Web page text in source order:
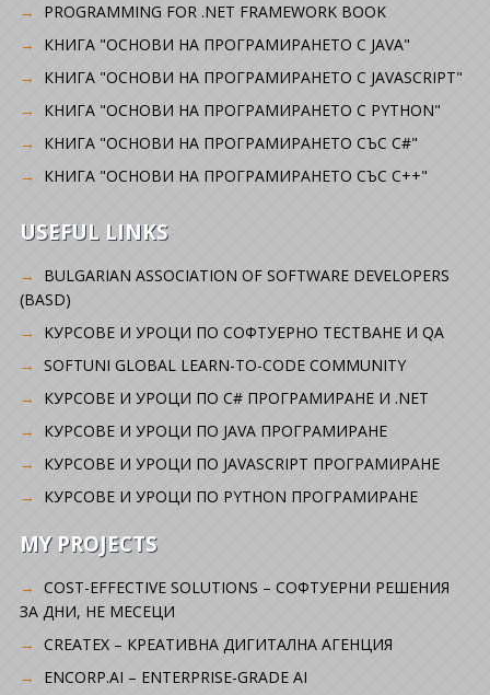
PROGRAMMING FOR .NET FRAMEWORK BOOK
КНИГА "ОСНОВИ НА ПРОГРАМИРАНЕТО С JAVA"
КНИГА "ОСНОВИ НА ПРОГРАМИРАНЕТО С JAVASCRIPT"
КНИГА "ОСНОВИ НА ПРОГРАМИРАНЕТО С PYTHON"
КНИГА "ОСНОВИ НА ПРОГРАМИРАНЕТО СЪС C#"
КНИГА "ОСНОВИ НА ПРОГРАМИРАНЕТО СЪС C++"
USEFUL LINKS
BULGARIAN ASSOCIATION OF SOFTWARE DEVELOPERS
(BASD)
KУРСОВЕ И УРОЦИ ПО СОФТУЕРНО ТЕСТВАНЕ И QA
SOFTUNI GLOBAL LEARN-TO-CODE COMMUNITY
КУРСОВЕ И УРОЦИ ПО C# ПРОГРАМИРАНЕ И .NET
КУРСОВЕ И УРОЦИ ПО JAVA ПРОГРАМИРАНЕ
КУРСОВЕ И УРОЦИ ПО JAVASCRIPT ПРОГРАМИРАНЕ
КУРСОВЕ И УРОЦИ ПО PYTHON ПРОГРАМИРАНЕ
MY PROJECTS
COST-EFFECTIVE SOLUTIONS – СОФТУЕРНИ РЕШЕНИЯ
ЗА ДНИ, НЕ МЕСЕЦИ
CREATEX – КРЕАТИВНА ДИГИТАЛНА АГЕНЦИЯ
ENCORP.AI – ENTERPRISE-GRADE AI